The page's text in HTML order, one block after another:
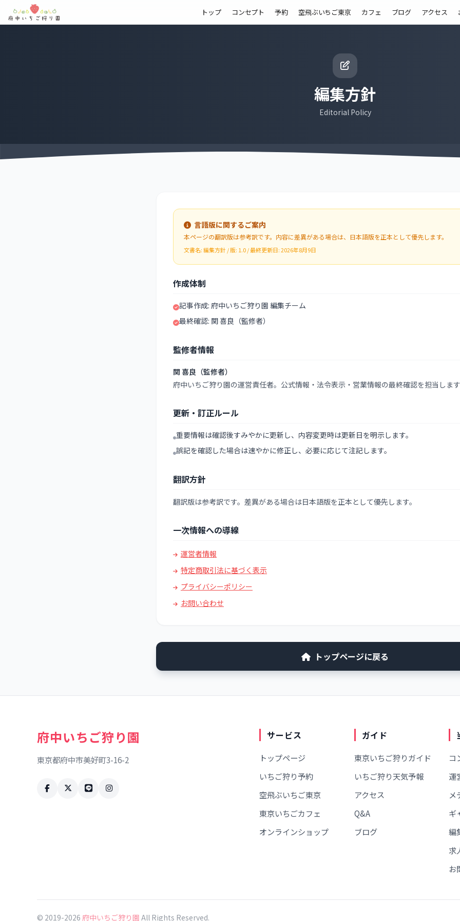
トップ コンセプト 予約 空飛ぶいちご東京 カフェ ブログ アクセス
編集方針
Editorial Policy
言語版に関するご案内
本ページの翻訳版は参考訳です。内容に差異がある場合は、日本語版を正本として優先します。
文書名: 編集方針 / 版: 1.0 / 最終更新日: 2026年8月9日
作成体制
記事作成: 府中いちご狩り園 編集チーム
最終確認: 関 喜良（監修者）
監修者情報
関 喜良（監修者）
府中いちご狩り園の運営責任者。公式情報・法令表示・営業情報の最終確認を担当しま
更新・訂正ルール
重要情報は確認後すみやかに更新し、内容変更時は更新日を明示します。
誤記を確認した場合は速やかに修正し、必要に応じて注記します。
翻訳方針
翻訳版は参考訳です。差異がある場合は日本語版を正本として優先します。
一次情報への導線
運営者情報
特定商取引法に基づく表示
プライバシーポリシー
お問い合わせ
トップページに戻る
府中いちご狩り園
東京都府中市美好町3-16-2
サービス
トップページ
いちご狩り予約
空飛ぶいちご東京
東京いちごカフェ
オンラインショップ
ガイド
東京いちご狩りガイド
いちご狩り天気予報
アクセス
Q&A
ブログ
コ
運
メ
ギ
編
求
お
© 2019-2026 府中いちご狩り園 All Rights Reserved.